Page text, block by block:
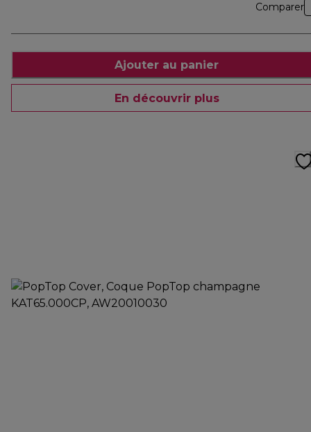
Comparer
Ajouter au panier
En découvrir plus